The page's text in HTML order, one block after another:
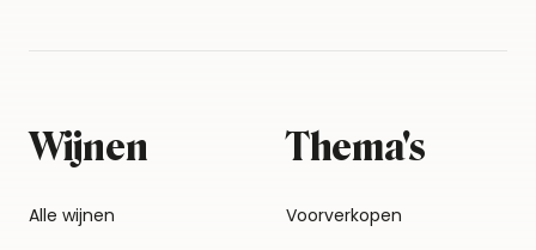
Wijnen
Alle wijnen
Thema's
Voorverkopen